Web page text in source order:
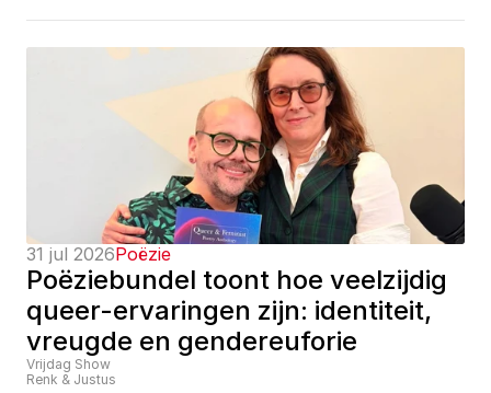
31 jul 2026Poëzie
Poëziebundel toont hoe veelzijdig
queer-ervaringen zijn: identiteit,
vreugde en gendereuforie
Vrijdag Show
Renk & Justus